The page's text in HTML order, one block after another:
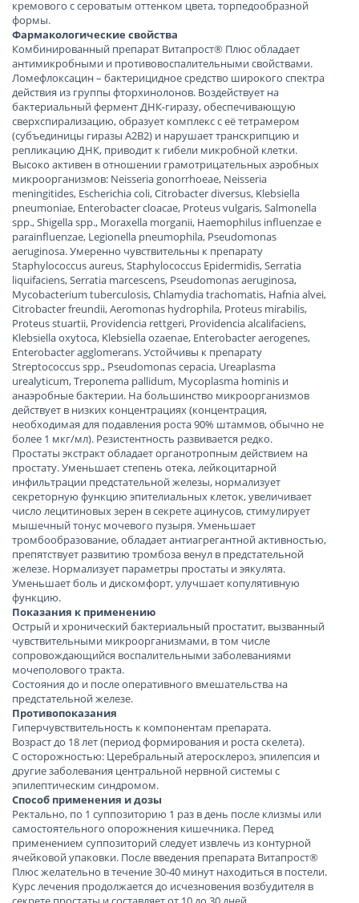
кремового с сероватым оттенком цвета, торпедообразной
формы.
Фармакологические свойства
Комбинированный препарат Витапрост® Плюс обладает
антимикробными и противовоспалительными свойствами.
Ломефлоксацин – бактерицидное средство широкого спектра
действия из группы фторхинолонов. Воздействует на
бактериальный фермент ДНК-гиразу, обеспечивающую
сверхспирализацию, образует комплекс с её тетрамером
(субъединицы гиразы А2В2) и нарушает транскрипцию и
репликацию ДНК, приводит к гибели микробной клетки.
Высоко активен в отношении грамотрицательных аэробных
микроорганизмов: Neisseria gonorrhoeae, Neisseria
meningitides, Escherichia coli, Citrobacter diversus, Klebsiella
pneumoniae, Enterobacter cloacae, Proteus vulgaris, Salmonella
spp., Shigella spp., Moraxella morganii, Haemophilus influenzae e
parainfluenzae, Legionella pneumophila, Pseudomonas
aeruginosa. Умеренно чувствительны к препарату
Staphylococcus aureus, Staphylococcus Epidermidis, Serratia
liquifaciens, Serratia marcescens, Pseudomonas aeruginosa,
Mycobacterium tuberculosis, Chlamydia trachomatis, Hafnia alvei,
Citrobacter freundii, Aeromonas hydrophila, Proteus mirabilis,
Proteus stuartii, Providencia rettgeri, Providencia alcalifaciens,
Klebsiella oxytoca, Klebsiella ozaenae, Enterobacter aerogenes,
Enterobacter agglomerans. Устойчивы к препарату
Streptococcus spp., Pseudomonas cepacia, Ureaplasma
urealyticum, Treponema pallidum, Mycoplasma hominis и
анаэробные бактерии. На большинство микроорганизмов
действует в низких концентрациях (концентрация,
необходимая для подавления роста 90% штаммов, обычно не
более 1 мкг/мл). Резистентность развивается редко.
Простаты экстракт обладает органотропным действием на
простату. Уменьшает степень отека, лейкоцитарной
инфильтрации предстательной железы, нормализует
секреторную функцию эпителиальных клеток, увеличивает
число лецитиновых зерен в секрете ацинусов, стимулирует
мышечный тонус мочевого пузыря. Уменьшает
тромбообразование, обладает антиагрегантной активностью,
препятствует развитию тромбоза венул в предстательной
железе. Нормализует параметры простаты и эякулята.
Уменьшает боль и дискомфорт, улучшает копулятивную
функцию.
Показания к применению
Острый и хронический бактериальный простатит, вызванный
чувствительными микроорганизмами, в том числе
сопровождающийся воспалительными заболеваниями
мочеполового тракта.
Состояния до и после оперативного вмешательства на
предстательной железе.
Противопоказания
Гиперчувствительность к компонентам препарата.
Возраст до 18 лет (период формирования и роста скелета).
C осторожностью: Церебральный атеросклероз, эпилепсия и
другие заболевания центральной нервной системы с
эпилептическим синдромом.
Способ применения и дозы
Ректально, по 1 суппозиторию 1 раз в день после клизмы или
самостоятельного опорожнения кишечника. Перед
применением суппозиторий следует извлечь из контурной
ячейковой упаковки. После введения препарата Витапрост®
Плюс желательно в течение 30-40 минут находиться в постели.
Курс лечения продолжается до исчезновения возбудителя в